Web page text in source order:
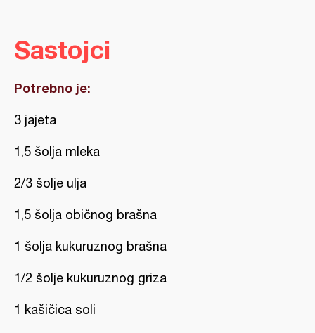
Sastojci
Potrebno je:
3 jajeta
1,5 šolja mleka
2/3 šolje ulja
1,5 šolja običnog brašna
1 šolja kukuruznog brašna
1/2 šolje kukuruznog griza
1 kašičica soli